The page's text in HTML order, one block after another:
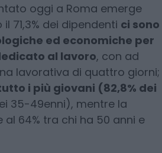
oggi a Roma emerge
71,3% dei dipendenti ci sono
ed economiche per
al lavoro, con ad
lavorativa di quattro giorni;
i più giovani (82,8% dei
35-49enni), mentre la
64% tra chi ha 50 anni e